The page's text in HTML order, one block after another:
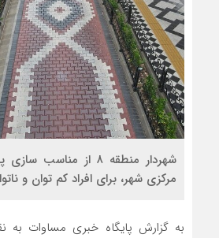
شهردار منطقه ۸ از
مرکزی شهر، برای افراد کم توان و
به گزارش پایگاه خبری مساوات به